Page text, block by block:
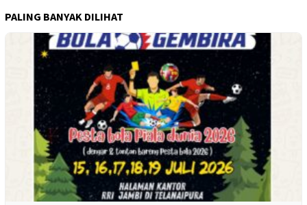
PALING BANYAK DILIHAT